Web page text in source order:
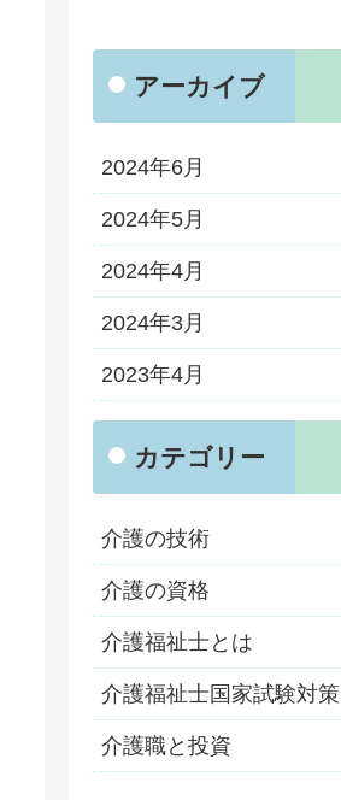
アーカイブ
2024年6月
2024年5月
2024年4月
2024年3月
2023年4月
カテゴリー
介護の技術
介護の資格
介護福祉士とは
介護福祉士国家試験対策
介護職と投資